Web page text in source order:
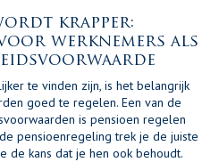
krapper:
werknemers als
te vinden zijn, is het belangrijk
goed te regelen. Een van de
is pensioen regelen
pensioenregeling trek je de juiste
de kans dat je hen ook behoudt.